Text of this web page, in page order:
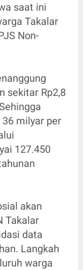
saat ini
Takalar
Non-
sekitar Rp2,8
milyar per
127.450
akan
Takalar
data
Langkah
warga